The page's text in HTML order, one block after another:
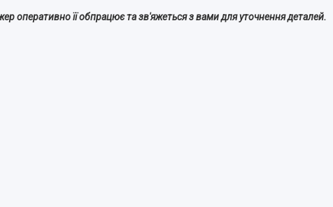
оперативно її обпрацює та зв'яжеться з вами для уточнення деталей.